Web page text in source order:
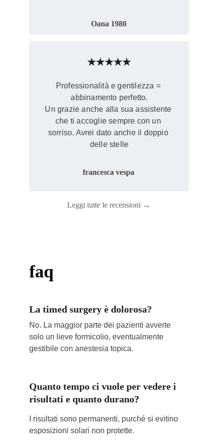
Professionalità e gentilezza =
abbinamento perfetto.
Un grazie anche alla sua assistente
che ti accoglie sempre con un
sorriso. Avrei dato anche il doppio
delle stelle
francesca vespa
Oana 1980
★★★★★
Leggi tutte le recensioni →
faq
La timed surgery è dolorosa?
No. La maggior parte dei pazienti avverte
solo un lieve formicolio, eventualmente
gestibile con anestesia topica.
Quanto tempo ci vuole per vedere i
risultati e quanto durano?
I risultati sono permanenti, purché si evitino
esposizioni solari non protette.